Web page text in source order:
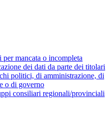
per mancata o incompleta
dei dati da parte dei titolari
politici, di amministrazione, di
o di governo
consiliari regionali/provinciali